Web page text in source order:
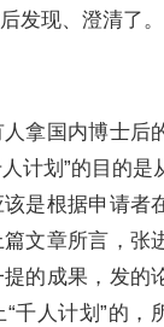
发现、澄清了。
拿国内博士后
计划”的目的是
是根据申请者
文章所言，张
的成果，发的
千人计划”的，